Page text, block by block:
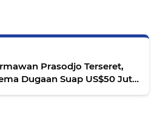
Prasodjo Terseret,
Dugaan Suap US$50 Juta